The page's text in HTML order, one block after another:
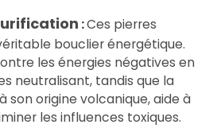
:Ces pierres
bouclier énergétique.
les énergies négatives en
neutralisant, tandis que la
son origine volcanique, aide à
les influences toxiques.